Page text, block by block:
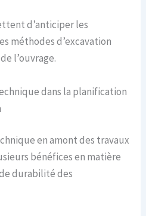
d’anticiper les
méthodes d’excavation
l’ouvrage.
dans la planification
en amont des travaux
bénéfices en matière
durabilité des